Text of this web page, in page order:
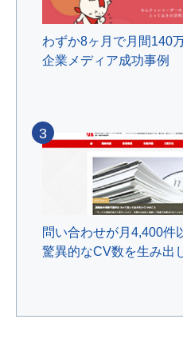
わずか8ヶ月で月間140
企業メディア成功事例
問い合わせが月4,400件
驚異的なCV数を生み出
3